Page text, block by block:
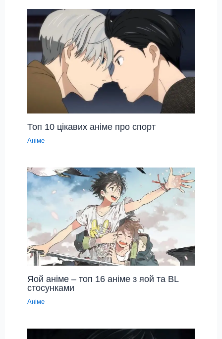
Топ 10 цікавих аніме про спорт
Аніме
Яой аніме – топ 16 аніме з яой та BL
стосунками
Аніме